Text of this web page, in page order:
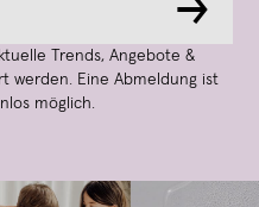
→
Trends, Angebote &
werden. Eine Abmeldung ist
möglich.